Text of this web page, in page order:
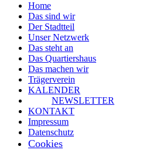
Home
Das sind wir
Der Stadtteil
Unser Netzwerk
Das steht an
Das Quartiershaus
Das machen wir
Trägerverein
KALENDER
NEWSLETTER
KONTAKT
Impressum
Datenschutz
Cookies